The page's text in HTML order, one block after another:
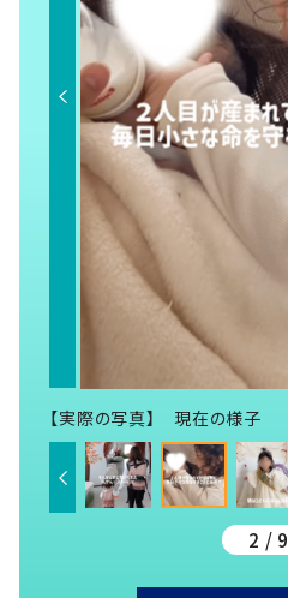
【実際の写真】 現在の様子
2 / 9